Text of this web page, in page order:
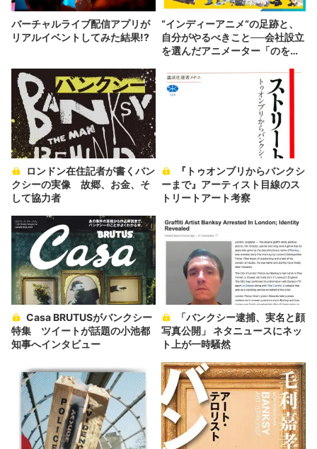
バーチャルライブ配信アプリが
リアルイベントしてみた結果!?
“インディーアニメ“の足跡と、
自分がやるべきこと──会社設立
を選んだアニメーター「のを
クシーの実像 故郷、お金、そ
して協力者
ーまで』アーティスト目線のス
トリートアート考察
特集 ツイートが話題の小池都
知事へインタビュー
写真公開」 ネタニュースにネッ
ト上が一時騒然